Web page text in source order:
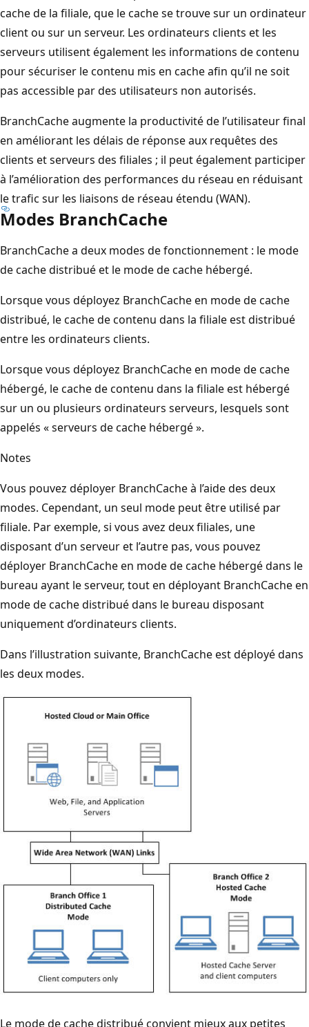
cache de la filiale, que le cache se trouve sur un ordinateur
client ou sur un serveur. Les ordinateurs clients et les
serveurs utilisent également les informations de contenu
pour sécuriser le contenu mis en cache afin qu’il ne soit
pas accessible par des utilisateurs non autorisés.
BranchCache augmente la productivité de l’utilisateur final
en améliorant les délais de réponse aux requêtes des
clients et serveurs des filiales ; il peut également participer
à l’amélioration des performances du réseau en réduisant
le trafic sur les liaisons de réseau étendu (WAN).
Modes BranchCache
BranchCache a deux modes de fonctionnement : le mode
de cache distribué et le mode de cache hébergé.
Lorsque vous déployez BranchCache en mode de cache
distribué, le cache de contenu dans la filiale est distribué
entre les ordinateurs clients.
Lorsque vous déployez BranchCache en mode de cache
hébergé, le cache de contenu dans la filiale est hébergé
sur un ou plusieurs ordinateurs serveurs, lesquels sont
appelés « serveurs de cache hébergé ».
Notes
Vous pouvez déployer BranchCache à l’aide des deux
modes. Cependant, un seul mode peut être utilisé par
filiale. Par exemple, si vous avez deux filiales, une
disposant d’un serveur et l’autre pas, vous pouvez
déployer BranchCache en mode de cache hébergé dans le
bureau ayant le serveur, tout en déployant BranchCache en
mode de cache distribué dans le bureau disposant
uniquement d’ordinateurs clients.
Dans l’illustration suivante, BranchCache est déployé dans
les deux modes.
Le mode de cache distribué convient mieux aux petites